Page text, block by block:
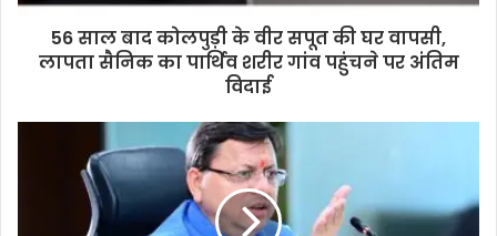
d
s
56 साल बाद कोलपुड़ी के वीर सपूत की घर वापसी,
लापता सैनिक का पार्थिव शरीर गांव पहुंचने पर अंतिम
विदाई